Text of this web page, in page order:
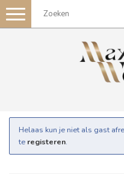
Toggle
navigation
Helaas kun je niet als gast
te registeren.